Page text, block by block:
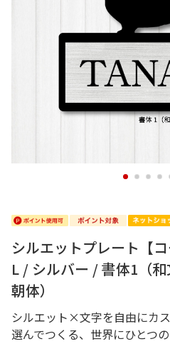
1 2 3 4
シルエットプレート【
L / シルバー / 書体1（
朝体）
シルエット×文字を自由にカ
選んでつくる、世界にひとつ